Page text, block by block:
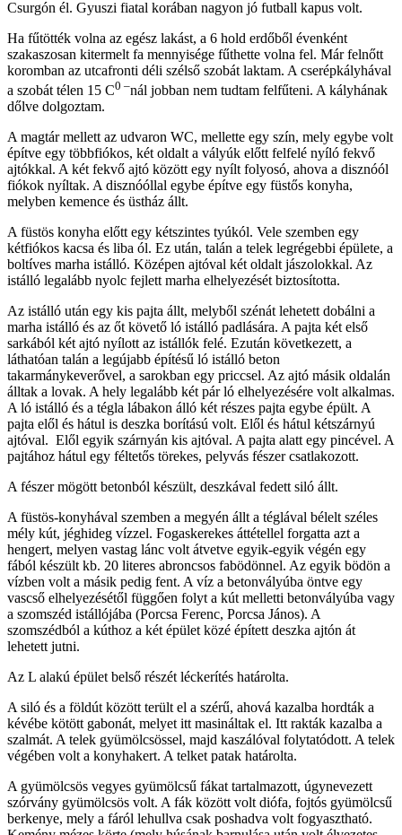
Csurgón él. Gyuszi fiatal korában nagyon jó futball kapus volt.
Ha fűtötték volna az egész lakást, a 6 hold erdőből évenként
szakaszosan kitermelt fa mennyisége fűthette volna fel. Már felnőtt
koromban az utcafronti déli szélső szobát laktam. A cserépkályhával
a szobát télen 15 C0 –nál jobban nem tudtam felfűteni. A kályhának
dőlve dolgoztam.
A magtár mellett az udvaron WC, mellette egy szín, mely egybe volt
építve egy többfiókos, két oldalt a vályúk előtt felfelé nyíló fekvő
ajtókkal. A két fekvő ajtó között egy nyílt folyosó, ahova a disznóól
fiókok nyíltak. A disznóóllal egybe építve egy füstős konyha,
melyben kemence és üstház állt.
A füstös konyha előtt egy kétszintes tyúkól. Vele szemben egy
kétfiókos kacsa és liba ól. Ez után, talán a telek legrégebbi épülete, a
boltíves marha istálló. Középen ajtóval két oldalt jászolokkal. Az
istálló legalább nyolc fejlett marha elhelyezését biztosította.
Az istálló után egy kis pajta állt, melyből szénát lehetett dobálni a
marha istálló és az őt követő ló istálló padlására. A pajta két első
sarkából két ajtó nyílott az istállók felé. Ezután következett, a
láthatóan talán a legújabb építésű ló istálló beton
takarmánykeverővel, a sarokban egy priccsel. Az ajtó másik oldalán
álltak a lovak. A hely legalább két pár ló elhelyezésére volt alkalmas.
A ló istálló és a tégla lábakon álló két részes pajta egybe épült. A
pajta elől és hátul is deszka borítású volt. Elől és hátul kétszárnyú
ajtóval. Elől egyik szárnyán kis ajtóval. A pajta alatt egy pincével. A
pajtához hátul egy féltetős törekes, pelyvás fészer csatlakozott.
A fészer mögött betonból készült, deszkával fedett siló állt.
A füstös-konyhával szemben a megyén állt a téglával bélelt széles
mély kút, jéghideg vízzel. Fogaskerekes áttétellel forgatta azt a
hengert, melyen vastag lánc volt átvetve egyik-egyik végén egy
fából készült kb. 20 literes abroncsos fabödönnel. Az egyik bödön a
vízben volt a másik pedig fent. A víz a betonvályúba öntve egy
vascső elhelyezésétől függően folyt a kút melletti betonvályúba vagy
a szomszéd istállójába (Porcsa Ferenc, Porcsa János). A
szomszédból a kúthoz a két épület közé épített deszka ajtón át
lehetett jutni.
Az L alakú épület belső részét léckerítés határolta.
A siló és a földút között terült el a szérű, ahová kazalba hordták a
kévébe kötött gabonát, melyet itt masináltak el. Itt rakták kazalba a
szalmát. A telek gyümölcsössel, majd kaszálóval folytatódott. A telek
végében volt a konyhakert. A telket patak határolta.
A gyümölcsös vegyes gyümölcsű fákat tartalmazott, úgynevezett
szórvány gyümölcsös volt. A fák között volt diófa, fojtós gyümölcsű
berkenye, mely a fáról lehullva csak poshadva volt fogyasztható.